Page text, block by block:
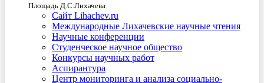
Площадь Д.С.Лихачева
Сайт Lihachev.ru
Международные Лихачевские научные чтения
Научные конференции
Студенческое научное общество
Конкурсы научных работ
Аспирантура
Центр мониторинга и анализа социально-